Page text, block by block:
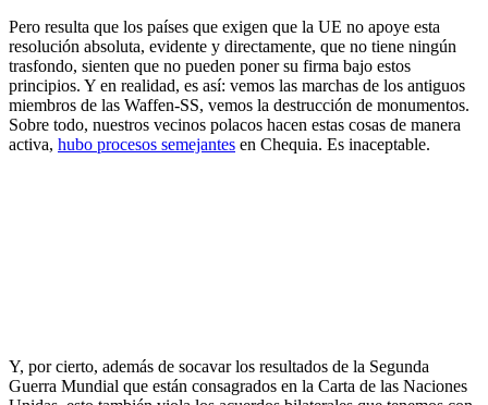
Pero resulta que los países que exigen que la UE no apoye esta
resolución absoluta, evidente y directamente, que no tiene ningún
trasfondo, sienten que no pueden poner su firma bajo estos
principios. Y en realidad, es así: vemos las marchas de los antiguos
miembros de las Waffen-SS, vemos la destrucción de monumentos.
Sobre todo, nuestros vecinos polacos hacen estas cosas de manera
activa, hubo procesos semejantes en Chequia. Es inaceptable.
​Y, por cierto, además de socavar los resultados de la Segunda
Guerra Mundial que están consagrados en la Carta de las Naciones